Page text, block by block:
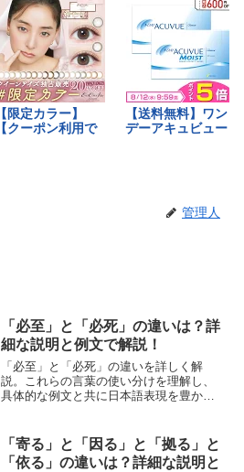
管理人
「必至」と「必死」の違いは？詳
細な説明と例文で解説！
「必至」と「必死」の違いを詳しく解
説。これらの言葉の使い分けを理解し、
具体的な例文と共に日本語表現を豊かに
ンを目指します。
「寄る」と「因る」と「拠る」と
「依る」の違いは？詳細な説明と